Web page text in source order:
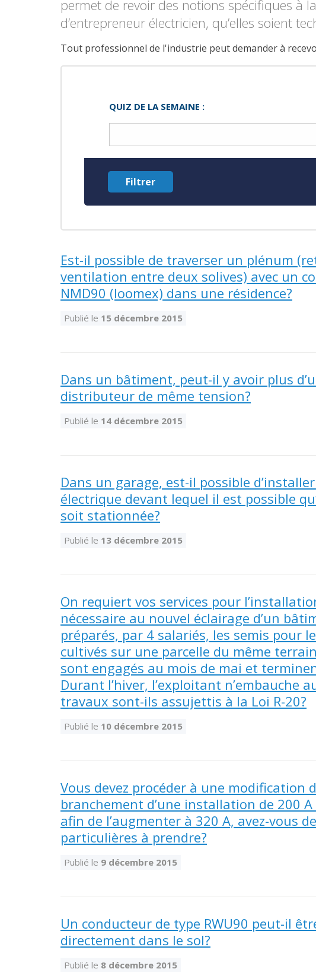
permet de revoir des notions spécifiques à
d’entrepreneur électricien, qu’elles soient
Tout professionnel de l'industrie peut demander à
QUIZ DE LA SEMAINE :
Filtrer
Est-il possible de traverser un plénum
ventilation entre deux solives) avec un
NMD90 (loomex) dans une résidence?
Publié le 15 décembre 2015
Dans un bâtiment, peut-il y avoir plus
distributeur de même tension?
Publié le 14 décembre 2015
Dans un garage, est-il possible
électrique devant lequel il est possible
soit stationnée?
Publié le 13 décembre 2015
On requiert vos services pour
nécessaire au nouvel éclairage d’un
préparés, par 4 salariés, les semis pour
cultivés sur une parcelle du même
sont engagés au mois de mai et
Durant l’hiver, l’exploitant n’embauche
travaux sont-ils assujettis à la Loi R-20?
Publié le 10 décembre 2015
Vous devez procéder à une modification
branchement d’une installation de 200
afin de l’augmenter à 320 A, avez-vous
particulières à prendre?
Publié le 9 décembre 2015
Un conducteur de type RWU90 peut-il
directement dans le sol?
Publié le 8 décembre 2015